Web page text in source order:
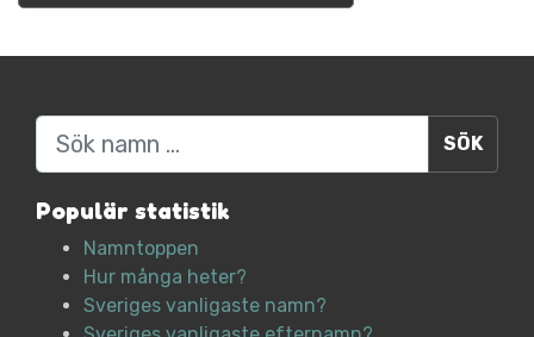
Sök
Populär statistik
Namntoppen
Hur många heter?
Sveriges vanligaste namn?